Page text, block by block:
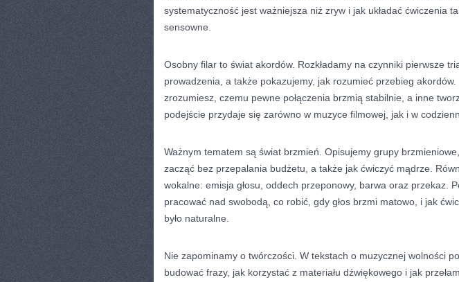
systematyczność jest ważniejsza niż zryw i jak układać ćwiczenia
sensowne.
Osobny filar to świat akordów. Rozkładamy na czynniki pierwsze
prowadzenia, a także pokazujemy, jak rozumieć przebieg akordów.
zrozumiesz, czemu pewne połączenia brzmią stabilnie, a inne
podejście przydaje się zarówno w muzyce filmowej, jak i w
Ważnym tematem są świat brzmień. Opisujemy grupy
zacząć bez przepalania budżetu, a także jak ćwiczyć mądrze.
wokalne: emisja głosu, oddech przeponowy, barwa oraz przekaz.
pracować nad swobodą, co robić, gdy głos brzmi matowo, i jak
było naturalne.
Nie zapominamy o twórczości. W tekstach o muzycznej wolności
budować frazy, jak korzystać z materiału dźwiękowego i jak